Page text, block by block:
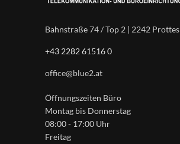
Bahnstraße 74 / Top 2 | 2242 Prottes
+43 2282 61516 0
office@blue2.at
Öffnungszeiten Büro
Montag bis Donnerstag
08:00 - 17:00 Uhr
Freitag